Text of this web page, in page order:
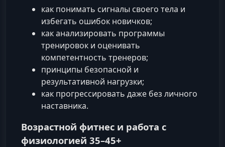
как понимать сигналы своего тела и
избегать ошибок новичков;
как анализировать программы
тренировок и оценивать
компетентность тренеров;
принципы безопасной и
результативной нагрузки;
как прогрессировать даже без личного
наставника.
Возрастной фитнес и работа с
физиологией 35–45+